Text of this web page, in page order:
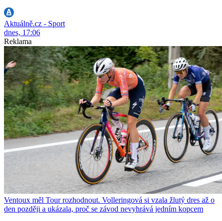
Aktuálně.cz - Sport
dnes, 17:06
Reklama
Ventoux měl Tour rozhodnout. Volleringová si vzala žlutý dres až o
den později a ukázala, proč se závod nevyhrává jedním kopcem